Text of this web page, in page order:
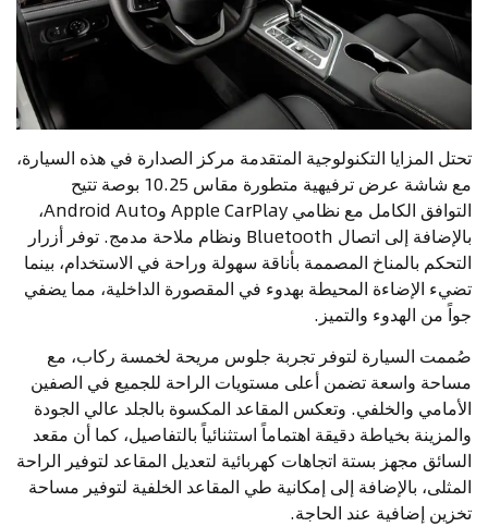
تحتل المزايا التكنولوجية المتقدمة مركز الصدارة في هذه السيارة،
مع شاشة عرض ترفيهية متطورة مقاس 10.25 بوصة تتيح
التوافق الكامل مع نظامي Apple CarPlay وAndroid Auto،
بالإضافة إلى اتصال Bluetooth ونظام ملاحة مدمج. توفر أزرار
التحكم بالمناخ المصممة بأناقة سهولة وراحة في الاستخدام، بينما
تضيء الإضاءة المحيطة بهدوء في المقصورة الداخلية، مما يضفي
جواً من الهدوء والتميز.
صُممت السيارة لتوفر تجربة جلوس مريحة لخمسة ركاب، مع
مساحة واسعة تضمن أعلى مستويات الراحة للجميع في الصفين
الأمامي والخلفي. وتعكس المقاعد المكسوة بالجلد عالي الجودة
والمزينة بخياطة دقيقة اهتماماً استثنائياً بالتفاصيل، كما أن مقعد
السائق مجهز بستة اتجاهات كهربائية لتعديل المقاعد لتوفير الراحة
المثلى، بالإضافة إلى إمكانية طي المقاعد الخلفية لتوفير مساحة
تخزين إضافية عند الحاجة.